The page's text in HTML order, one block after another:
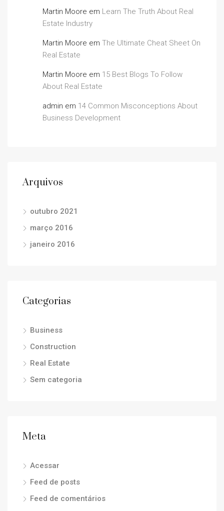
Martin Moore em Learn The Truth About Real
Estate Industry
Martin Moore em The Ultimate Cheat Sheet On
Real Estate
Martin Moore em 15 Best Blogs To Follow
About Real Estate
admin em 14 Common Misconceptions About
Business Development
Arquivos
outubro 2021
março 2016
janeiro 2016
Categorias
Business
Construction
Real Estate
Sem categoria
Meta
Acessar
Feed de posts
Feed de comentários